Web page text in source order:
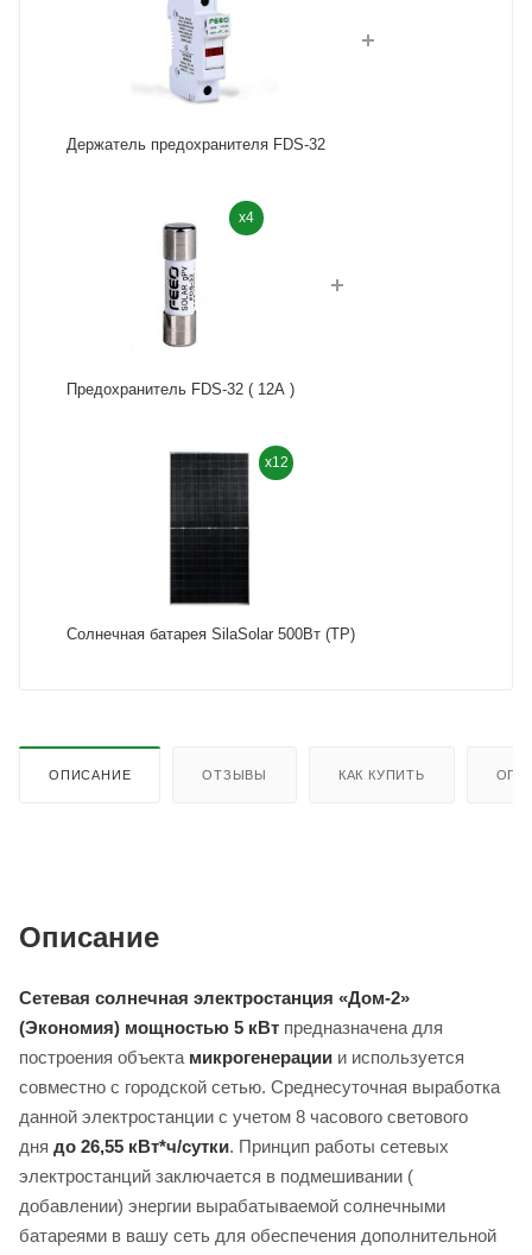
Держатель предохранителя FDS-32
x4
Предохранитель FDS-32 ( 12A )
x12
Солнечная батарея SilaSolar 500Вт (TP)
ОПИСАНИЕ ОТЗЫВЫ КАК КУПИТЬ
Описание
Сетевая солнечная электростанция «Дом-2»
(Экономия) мощностью 5 кВт предназначена для
построения объекта микрогенерации и используется
совместно с городской сетью. Среднесуточная выработка
данной электростанции с учетом 8 часового светового
дня до 26,55 кВт*ч/сутки. Принцип работы сетевых
электростанций заключается в подмешивании (
добавлении) энергии вырабатываемой солнечными
батареями в вашу сеть для обеспечения дополнительной